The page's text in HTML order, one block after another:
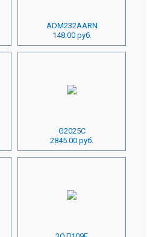
ADM232AARN
148.00 руб.
G2025C
2845.00 руб.